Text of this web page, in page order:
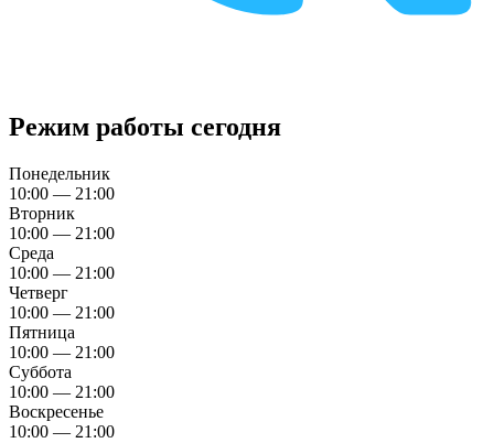
Режим работы сегодня
Понедельник
10:00 — 21:00
Вторник
10:00 — 21:00
Среда
10:00 — 21:00
Четверг
10:00 — 21:00
Пятница
10:00 — 21:00
Суббота
10:00 — 21:00
Воскресенье
10:00 — 21:00